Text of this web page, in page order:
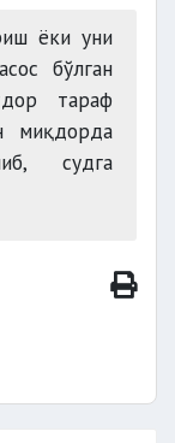
ёки уни
бўлган
тараф
миқдорда
судга